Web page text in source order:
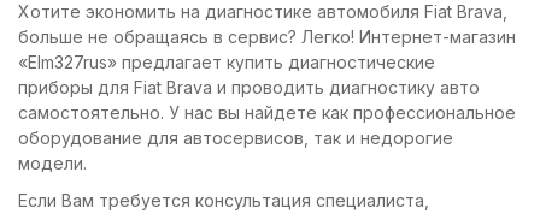
Хотите экономить на диагностике автомобиля Fiat Brava,
больше не обращаясь в сервис? Легко! Интернет-магазин
«Elm327rus» предлагает купить диагностические
приборы для Fiat Brava и проводить диагностику авто
самостоятельно. У нас вы найдете как профессиональное
оборудование для автосервисов, так и недорогие
модели.
Если Вам требуется консультация специалиста,